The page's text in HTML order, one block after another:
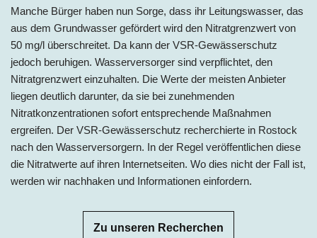
Manche Bürger haben nun Sorge, dass ihr Leitungswasser, das
aus dem Grundwasser gefördert wird den Nitratgrenzwert von
50 mg/l überschreitet. Da kann der VSR-Gewässerschutz
jedoch beruhigen. Wasserversorger sind verpflichtet, den
Nitratgrenzwert einzuhalten. Die Werte der meisten Anbieter
liegen deutlich darunter, da sie bei zunehmenden
Nitratkonzentrationen sofort entsprechende Maßnahmen
ergreifen. Der VSR-Gewässerschutz recherchierte in Rostock
nach den Wasserversorgern. In der Regel veröffentlichen diese
die Nitratwerte auf ihren Internetseiten. Wo dies nicht der Fall ist,
werden wir nachhaken und Informationen einfordern.
Zu unseren Recherchen